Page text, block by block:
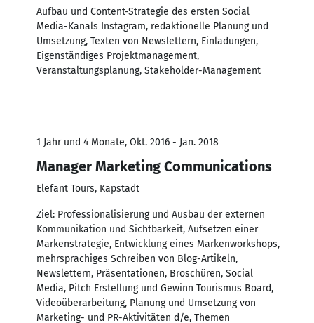
Aufbau und Content-Strategie des ersten Social
Media-Kanals Instagram, redaktionelle Planung und
Umsetzung, Texten von Newslettern, Einladungen,
Eigenständiges Projektmanagement,
Veranstaltungsplanung, Stakeholder-Management
1 Jahr und 4 Monate, Okt. 2016 - Jan. 2018
Manager Marketing Communications
Elefant Tours, Kapstadt
Ziel: Professionalisierung und Ausbau der externen
Kommunikation und Sichtbarkeit, Aufsetzen einer
Markenstrategie, Entwicklung eines Markenworkshops,
mehrsprachiges Schreiben von Blog-Artikeln,
Newslettern, Präsentationen, Broschüren, Social
Media, Pitch Erstellung und Gewinn Tourismus Board,
Videoüberarbeitung, Planung und Umsetzung von
Marketing- und PR-Aktivitäten d/e, Themen